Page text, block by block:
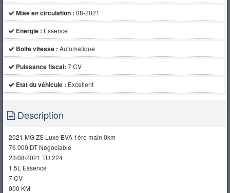
Mise en circulation : 08-2021
Energie : Essence
Boite vitesse : Automatique
Puissance fiscal: 7 CV
Etat du véhicule : Excellent
Description
2021 MG ZS Luxe BVA 1ére main 0km
76 000 DT Négociable
23/08/2021 TU 224
1.5L Essence
7 CV
000 KM